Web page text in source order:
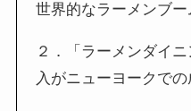
世界的なラーメンブ
２．「ラーメンダイ
入がニューヨークで